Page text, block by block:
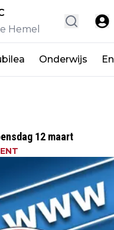
Hemel
Onderwijs
12 maart